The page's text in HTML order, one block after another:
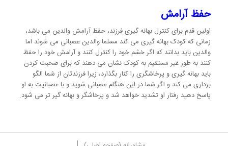
حفظ آرامش
اولین قدم برای کنترل بهانه گیری فرزند، حفظ آرامش والدین می باشد،
زمانی که کودک بهانه گیری می کند مسلما والدین عصبانی می شوند اما
والدین باید بدانند که اگر خشم خود را کنترل کنند و آرامش خود را حفظ
کنند به طور غیر مستقیم به کودک نشان می دهند که برای صحبت کردن
باید بهانه گیری و پرخاشگری را کنار بگذارد، زیرا فرزندتان از شما الگو
برداری می کند و اگر شما در این هنگام عصبانی شوید و با عصبانیت به او
پاسخ دهید رفتار او تشدید خواهد شد و پرخاشگر و بهانه گیر تر می شود.